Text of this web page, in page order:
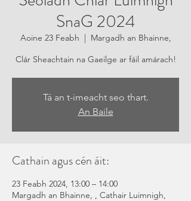
SnaG 2024
Aoine 23 Feabh
  |
Margadh an Bhainne,
Clár Sheachtain na Gaeilge ar fáil amárach!
Tá an t-imeacht seo thart.
An Baile
Cathain agus cén áit:
23 Feabh 2024, 13:00 – 14:00
Margadh an Bhainne, , Cathair Luimnigh,